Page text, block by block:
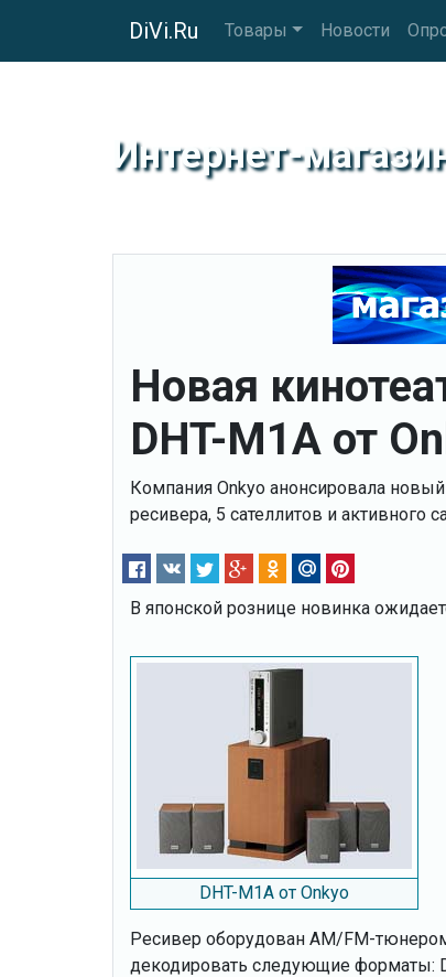
DiVi.Ru Товары Новости
Интернет-
Новая
DHT-M1A от
Компания Onkyo анонсировала
ресивера, 5 сателлитов и
В японской рознице новинка
DHT-M1A от Onkyo
Ресивер оборудован AM/FM-
декодировать следующие форматы: